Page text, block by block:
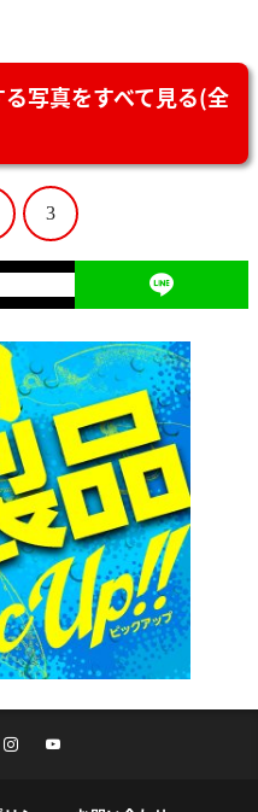
る写真をすべて見る(全
3